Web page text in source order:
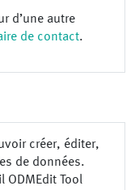
créer, éditer,
de données.
ODMEdit Tool
d’une autre
de contact.